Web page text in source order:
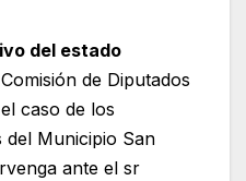
del estado
de Diputados
caso de los
Municipio San
ante el sr